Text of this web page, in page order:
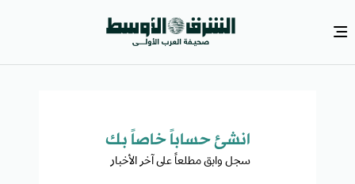
انشئ حساباً خاصاً بك​
سجل وابق مطلعاً على آخر الأخبار ​